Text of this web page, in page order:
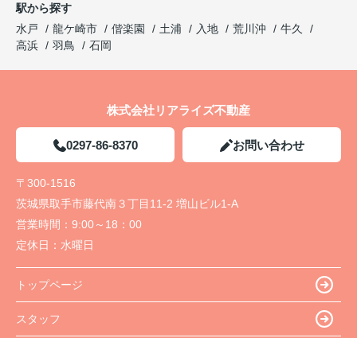
駅から探す
水戸
龍ケ崎市 偕楽園 土浦 入地 荒川沖
牛久
高浜
羽鳥 石岡
株式会社リアライズ不動産
0297-86-8370 お問い合わせ
〒300-1516
茨城県取手市藤代南３丁目11-2 増山ビル1-A
営業時間： 9:00～18：00
定休日： 水曜日
トップページ
スタッフ